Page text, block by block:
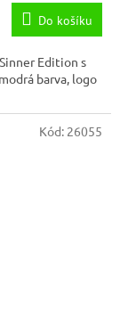
Do košíku
Edition s
barva, logo
Kód: 26055